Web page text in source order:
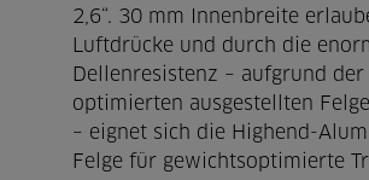
2,6“. 30 mm Innenbreite
Luftdrücke und durch die
Dellenresistenz – aufgrund der
optimierten ausgestellten
– eignet sich die Highend-
Felge für gewichtsoptimierte